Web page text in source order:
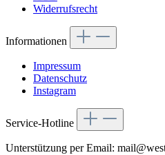
Widerrufsrecht
Informationen
Impressum
Datenschutz
Instagram
Service-Hotline
Unterstützung per Email: